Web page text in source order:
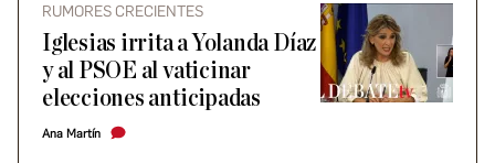
RUMORES CRECIENTES
Iglesias irrita a Yolanda Díaz
y al PSOE al vaticinar
elecciones anticipadas
Ana Martín